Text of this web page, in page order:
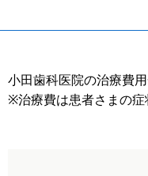
小田歯科医院の治療費
※治療費は患者さまの症